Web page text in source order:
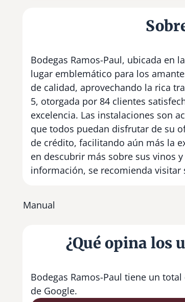
Bodegas Ramos-Paul, ubicada en
lugar emblemático para los
de calidad, aprovechando la rica
5, otorgada por 84 clientes
excelencia. Las instalaciones son
que todos puedan disfrutar de su
de crédito, facilitando aún más la
en descubrir más sobre sus vinos
información, se recomienda visitar
Manual
¿Qué opina los
Bodegas Ramos-Paul tiene un
de Google.